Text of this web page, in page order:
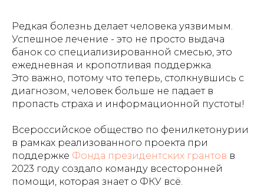
Редкая болезнь делает человека уязвимым.
Успешное лечение - это не просто выдача
банок со специализированной смесью, это
ежедневная и кропотливая поддержка.
Это важно, потому что теперь, столкнувшись с
диагнозом, человек больше не падает в
пропасть страха и информационной пустоты!
Всероссийское общество по фенилкетонурии
в рамках реализованного проекта при
поддержке Фонда президентских грантов в
2023 году создало команду всесторонней
помощи, которая знает о ФКУ всё.